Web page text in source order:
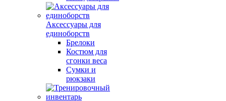
Аксессуары для
единоборств
Брелоки
Костюм для
сгонки веса
Сумки и
рюкзаки